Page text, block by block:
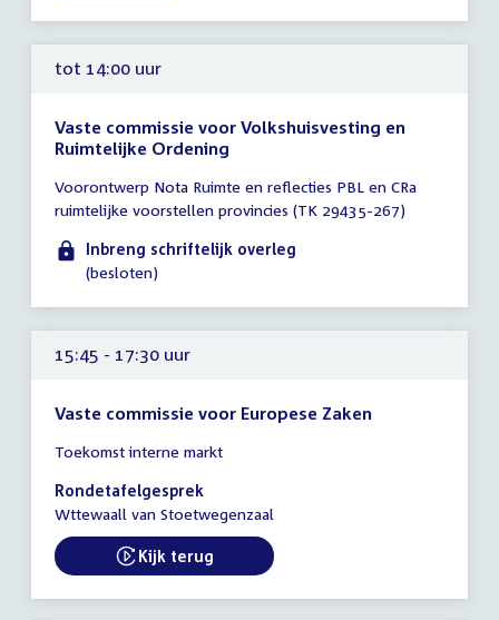
tot 14:00 uur
Vaste commissie voor Volkshuisvesting en
Ruimtelijke Ordening
vergadering
tot
14:00
uur
Voorontwerp Nota Ruimte en reflecties PBL en CRa
ruimtelijke voorstellen provincies (TK 29435-267)
Inbreng schriftelijk overleg
(besloten)
15:45 - 17:30 uur
Vaste commissie voor Europese Zaken
vergadering
15:45
-
uur
Toekomst interne markt
Rondetafelgesprek
Wttewaall van Stoetwegenzaal
External link:
Kijk terug